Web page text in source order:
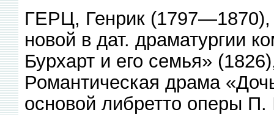
ГЕРЦ, Генрик (1797—1870),
новой в дат. драматургии
Бурхарт и его семья»
Романтическая драма
основой либретто оперы П.